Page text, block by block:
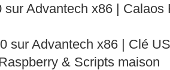
sur Advantech x86 |
sur Advantech x86 | Clé
& Scripts maison